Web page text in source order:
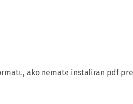
ako nemate instaliran pdf